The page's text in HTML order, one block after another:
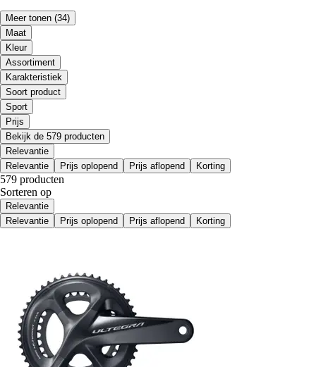
Meer tonen (34)
Maat
Kleur
Assortiment
Karakteristiek
Soort product
Sport
Prijs
Bekijk de 579 producten
Relevantie
Relevantie
Prijs oplopend Prijs aflopend Korting
579 producten
Sorteren op
Relevantie
Relevantie
Prijs oplopend Prijs aflopend Korting